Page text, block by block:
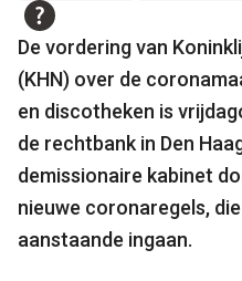
De vordering van
(KHN) over de
en discotheken is
de rechtbank in Den
demissionaire kabinet
nieuwe coronaregels,
aanstaande ingaan.